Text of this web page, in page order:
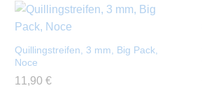
Quillingstreifen, 3 mm, Big Pack,
Noce
11,90 €
11,90 €